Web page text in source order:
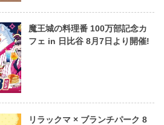
魔王城の料理番 100万部記念カ
フェ in 日比谷 8月7日より開催!
リラックマ × ブランチパーク 8